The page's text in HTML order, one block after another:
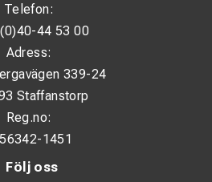
Följ oss
Telefon:
44 53 00
Adress:
339-24
Staffanstorp
Reg.no:
1451